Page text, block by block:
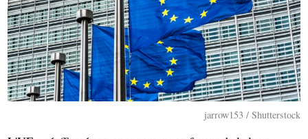
jarrow153 / Shutterstock